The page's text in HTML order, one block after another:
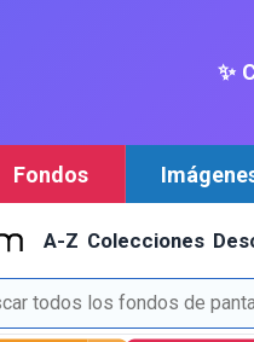
✨
Fondos
A-Z Colecciones